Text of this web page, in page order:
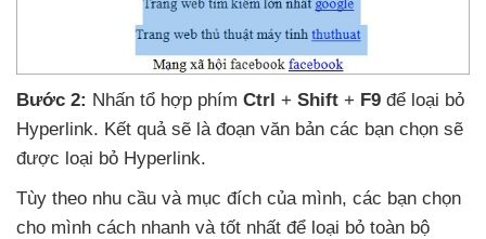
Bước 2: Nhấn tổ hợp phím Ctrl + Shift + F9 để loại bỏ
Hyperlink. Kết quả sẽ là đoạn văn bản các bạn chọn sẽ
được loại bỏ Hyperlink.
Tùy theo nhu cầu và mục đích của mình, các bạn chọn
cho mình cách nhanh và tốt nhất để loại bỏ toàn bộ